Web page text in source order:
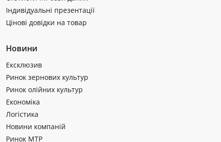
Індивідуальні презентації
Цінові довідки на товар
Новини
Ексклюзив
Ринок зернових культур
Ринок олійних культур
Економіка
Логістика
Новини компаній
Ринок МТР